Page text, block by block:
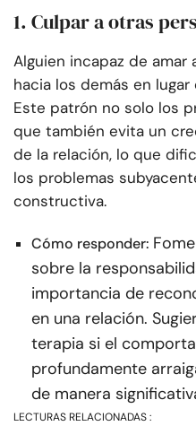
1. Culpar a otras
Alguien incapaz de
hacia los demás en
Este patrón no solo los
que también evita un
de la relación, lo que
los problemas
constructiva.
Cómo responder:
sobre la
importancia de
en una relación.
terapia si el
profundamente
de manera
LECTURAS RELACIONADAS :